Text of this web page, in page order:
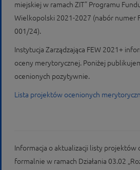
miejskiej w ramach ZIT” Programu
Wielkopolski 2021-2027 (nabór numer
001/24).
Instytucja Zarządzająca FEW 2021+
oceny merytorycznej. Poniżej
ocenionych pozytywnie.
Lista projektów ocenionych
Informacja o aktualizacji listy projektów
formalnie w ramach Działania 03.02